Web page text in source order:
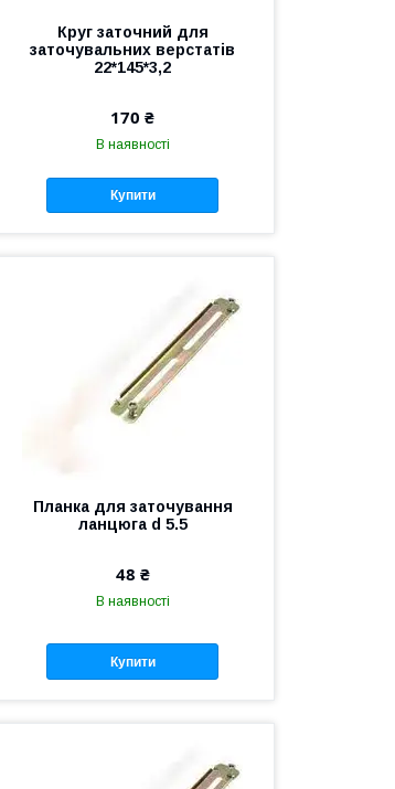
Круг заточний для
заточувальних верстатів
22*145*3,2
170 ₴
В наявності
Купити
Планка для заточування
ланцюга d 5.5
48 ₴
В наявності
Купити